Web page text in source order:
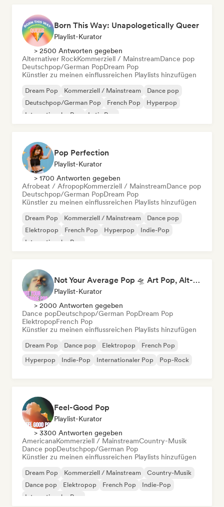
Born This Way: Unapologetically Queer
Playlist-Kurator
> 2500 Antworten gegeben
Alternativer RockKommerziell / MainstreamDance pop
Deutschpop/German PopDream Pop
Künstler zu meinen einflussreichen Playlists hinzufügen
Dream Pop Kommerziell / Mainstream
Dance pop
Deutschpop/German Pop
French Pop
Hyperpop
Internationaler Pop
Latin Pop
Pop Perfection
Playlist-Kurator
> 1700 Antworten gegeben
Afrobeat / AfropopKommerziell / MainstreamDance pop
Deutschpop/German PopDream Pop
Künstler zu meinen einflussreichen Playlists hinzufügen
Dream Pop Kommerziell / Mainstream
Dance pop
Elektropop
French Pop Hyperpop
Indie-Pop
Internationaler Pop
Not Your Average Pop 🛸 Art Pop, Alt-Pop & Indie Pop
Playlist-Kurator
> 2000 Antworten gegeben
Dance popDeutschpop/German PopDream Pop
ElektropopFrench Pop
Künstler zu meinen einflussreichen Playlists hinzufügen
Dream Pop Dance pop Elektropop
French Pop
Hyperpop
Indie-Pop Internationaler Pop Pop-Rock
Feel-Good Pop
Playlist-Kurator
> 3300 Antworten gegeben
AmericanaKommerziell / MainstreamCountry-Musik
Dance popDeutschpop/German Pop
Künstler zu meinen einflussreichen Playlists hinzufügen
Dream Pop Kommerziell / Mainstream
Country-Musik
Dance pop
Elektropop French Pop
Indie-Pop
Internationaler Pop